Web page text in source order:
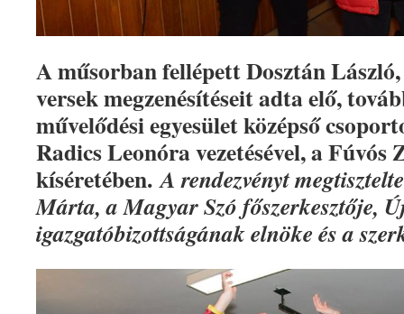
A műsorban fellépett Dosztán
versek megzenésítéseit adta elő,
művelődési egyesület középső
Radics Leonóra vezetésével, a Fúvós
kíséretében.A rendezvényt
Márta, a Magyar Szó főszerkesztője,
igazgatóbizottságának elnöke és a